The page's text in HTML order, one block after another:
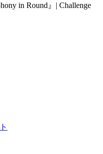
in Round』| Challenge